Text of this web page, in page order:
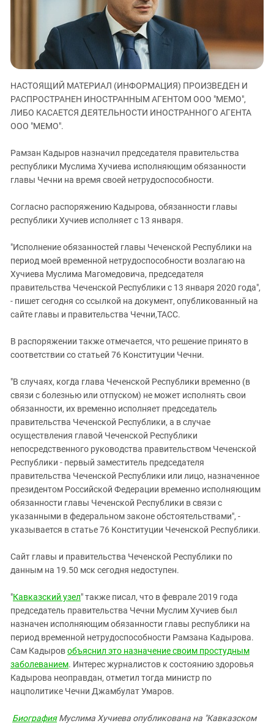
ЗАСТАВЛЯЕТ
КАВКАЗ ЗА ПАЛЕСТИНУ
ИНАКОМЫСЛИЕ В ЧЕЧНЕ
ПРЕСЛЕДОВАНИЕ АКТИВИСТОВ
МОБИЛИЗАЦИЯ И ПРОТЕСТЫ
Ингушетия
Кабардино-Балкария
Калмыкия
Карачаево-Черкесия
Краснодарский край
Нагорный Карабах
Ростовская область
Северная Осетия - Алания
Ставропольский край
Южная Осетия
Южный Кавказ
НАСТОЯЩИЙ МАТЕРИАЛ (ИНФОРМАЦИЯ) ПРОИЗВЕДЕН И
РАСПРОСТРАНЕН ИНОСТРАННЫМ АГЕНТОМ ООО "МЕМО",
ЛИБО КАСАЕТСЯ ДЕЯТЕЛЬНОСТИ ИНОСТРАННОГО АГЕНТА
ООО "МЕМО".
Рамзан Кадыров назначил председателя правительства
республики Муслима Хучиева исполняющим обязанности
главы Чечни на время своей нетрудоспособности.
Согласно распоряжению Кадырова, обязанности главы
республики Хучиев исполняет с 13 января.
"Исполнение обязанностей главы Чеченской Республики на
период моей временной нетрудоспособности возлагаю на
Хучиева Муслима Магомедовича, председателя
правительства Чеченской Республики с 13 января 2020 года",
- пишет сегодня со ссылкой на документ, опубликованный на
сайте главы и правительства Чечни,ТАСС.
В распоряжении также отмечается, что решение принято в
соответствии со статьей 76 Конституции Чечни.
"В случаях, когда глава Чеченской Республики временно (в
связи с болезнью или отпуском) не может исполнять свои
обязанности, их временно исполняет председатель
правительства Чеченской Республики, а в случае
осуществления главой Чеченской Республики
непосредственного руководства правительством Чеченской
Республики - первый заместитель председателя
правительства Чеченской Республики или лицо, назначенное
президентом Российской Федерации временно исполняющим
обязанности главы Чеченской Республики в связи с
указанными в федеральном законе обстоятельствами", -
указывается в статье 76 Конституции Чеченской Республики.
Сайт главы и правительства Чеченской Республики по
данным на 19.50 мск сегодня недоступен.
"Кавказский узел" также писал, что в феврале 2019 года
председатель правительства Чечни Муслим Хучиев был
назначен исполняющим обязанности главы республики на
период временной нетрудоспособности Рамзана Кадырова.
Сам Кадыровобъяснил это назначение своим простудным
заболеванием. Интерес журналистов к состоянию здоровья
Кадырова неоправдан, отметил тогда министр по
нацполитике Чечни Джамбулат Умаров.
БиографияМуслима Хучиева опубликована на "Кавказском